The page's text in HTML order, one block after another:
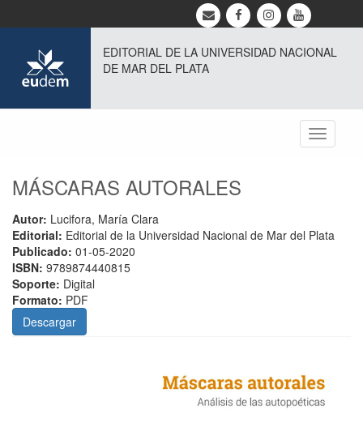
EDITORIAL DE LA UNIVERSIDAD NACIONAL
DE MAR DEL PLATA
Toggle
MÁSCARAS AUTORALES
Autor: Lucifora, María Clara
Editorial: Editorial de la Universidad Nacional de Mar del Plata
Publicado: 01-05-2020
ISBN: 9789874440815
Soporte: Digital
Formato: PDF
Descargar